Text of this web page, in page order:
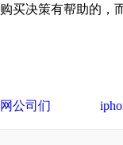
买决策有帮助的，
公司们